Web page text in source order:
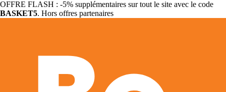
OFFRE FLASH : -5% supplémentaires sur tout le site avec le code
BASKET5. Hors offres partenaires